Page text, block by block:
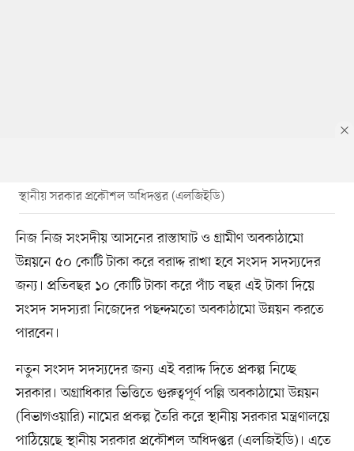
স্থানীয় সরকার প্রকৌশল অধিদপ্তর (এলজিইডি)
নিজ নিজ সংসদীয় আসনের রাস্তাঘাট ও গ্রামীণ অবকাঠামো
উন্নয়নে ৫০ কোটি টাকা করে বরাদ্দ রাখা হবে সংসদ সদস্যদের
জন্য। প্রতিবছর ১০ কোটি টাকা করে পাঁচ বছর এই টাকা দিয়ে
সংসদ সদস্যরা নিজেদের পছন্দমতো অবকাঠামো উন্নয়ন করতে
পারবেন।
নতুন সংসদ সদস্যদের জন্য এই বরাদ্দ দিতে প্রকল্প নিচ্ছে
সরকার। অগ্রাধিকার ভিত্তিতে গুরুত্বপূর্ণ পল্লি অবকাঠামো উন্নয়ন
(বিভাগওয়ারি) নামের প্রকল্প তৈরি করে স্থানীয় সরকার মন্ত্রণালয়ে
পাঠিয়েছে স্থানীয় সরকার প্রকৌশল অধিদপ্তর (এলজিইডি)। এতে